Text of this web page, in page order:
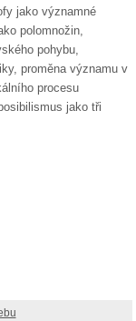
jako významné
polomnožin,
pohybu,
proměna významu v
procesu
jako tři